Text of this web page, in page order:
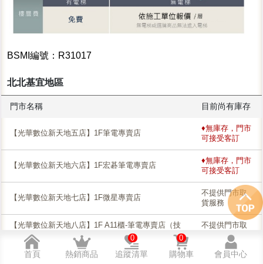
BSMI編號：R31017
北北基宜地區
門市名稱 目前尚有庫存
【光華數位新天地五店】1F筆電專賣店
♦無庫存，門市
可接受客訂
【光華數位新天地六店】1F宏碁筆電專賣店
♦無庫存，門市
可接受客訂
【光華數位新天地七店】1F微星專賣店
不提供門市取
貨服務
【光華數位新天地八店】1F A11櫃-筆電專賣店（技
嘉/DIY組裝桌機）
不提供門市取
不提供門市取
首頁 熱銷商品 追蹤清單
0
購物車
0
會員中心